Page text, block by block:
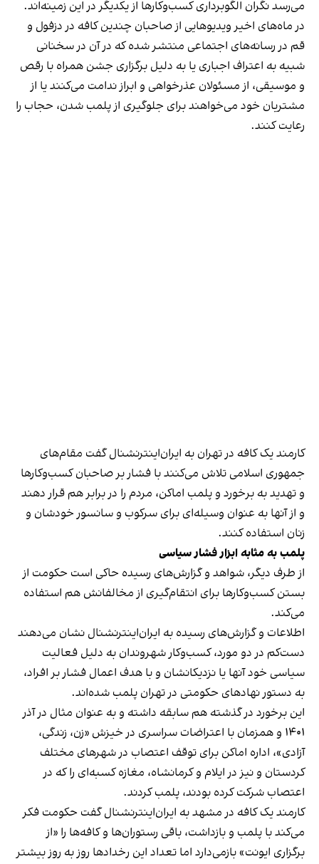
می‌رسد نگران الگوبرداری کسب‌وکارها از یکدیگر در این زمینه‌اند.
در ماه‌های اخیر ویدیوهایی از صاحبان چندین کافه در دزفول و
قم در رسانه‌های اجتماعی منتشر شده که در آن در سخنانی
شبیه به اعتراف اجباری یا به دلیل برگزاری جشن همراه با رقص
و موسیقی، از مسئولان عذرخواهی و ابراز ندامت می‌کنند یا از
مشتریان خود می‌خواهند برای جلوگیری از پلمب شدن، حجاب را
رعایت کنند.
کارمند یک کافه در تهران به ایران‌اینترنشنال گفت مقام‌های
جمهوری اسلامی تلاش می‌کنند با فشار بر صاحبان کسب‌وکارها
و تهدید به برخورد و پلمب اماکن، مردم را در برابر هم قرار دهند
و از آنها به عنوان وسیله‌ای برای سرکوب و سانسور خودشان و
زنان استفاده کنند.
پلمب به مثابه ابزار فشار سیاسی
از طرف دیگر، شواهد و گزارش‌های رسیده حاکی است حکومت از
بستن کسب‌وکارها برای انتقام‌گیری از مخالفانش هم استفاده
می‌کند.
اطلاعات و گزارش‌های رسیده به ایران‌اینترنشنال نشان می‌دهند
دست‌کم در دو مورد، کسب‌وکار شهروندان به دلیل فعالیت
سیاسی خود آنها یا نزدیکانشان و با هدف اعمال فشار بر افراد،
به دستور نهادهای حکومتی در تهران پلمب شده‌اند.
این برخورد در گذشته هم سابقه داشته و به عنوان مثال در آذر
۱۴۰۱ و همزمان با اعتراضات سراسری در خیزش «زن، زندگی،
آزادی»، اداره اماکن برای توقف اعتصاب در شهرهای مختلف
کردستان و نیز در ایلام و کرمانشاه، مغازه کسبه‌ای را که در
اعتصاب شرکت کرده بودند، پلمب کردند.
کارمند یک کافه در مشهد به ایران‌اینترنشنال گفت حکومت فکر
می‌کند با پلمب و بازداشت، باقی رستوران‌ها و کافه‌ها را «از
برگزاری ایونت» بازمی‌دارد اما تعداد این رخدادها روز به روز بیشتر